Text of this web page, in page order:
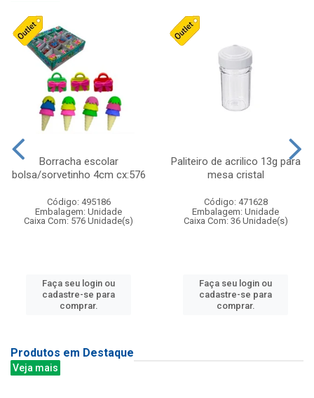
Borracha escolar
bolsa/sorvetinho 4cm cx:576
Código: 495186
Embalagem: Unidade
Caixa Com: 576 Unidade(s)
Faça seu login ou
cadastre-se para
comprar.
Paliteiro de acrilico 13g para
mesa cristal
Código: 471628
Embalagem: Unidade
Caixa Com: 36 Unidade(s)
Faça seu login ou
cadastre-se para
comprar.
Produtos em Destaque
Veja mais